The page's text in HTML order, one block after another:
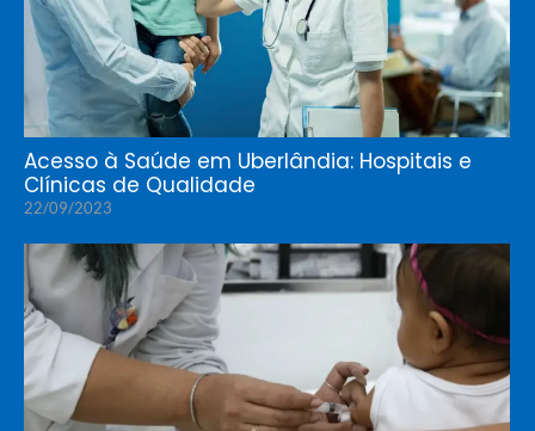
Acesso à Saúde em Uberlândia: Hospitais e
Clínicas de Qualidade
22/09/2023